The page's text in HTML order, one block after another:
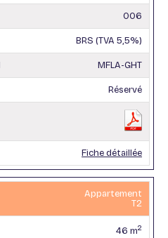
006
BRS (TVA 5,5%)
MFLA-GHT
Réservé
Fiche détaillée
Appartement
T2
46 m2